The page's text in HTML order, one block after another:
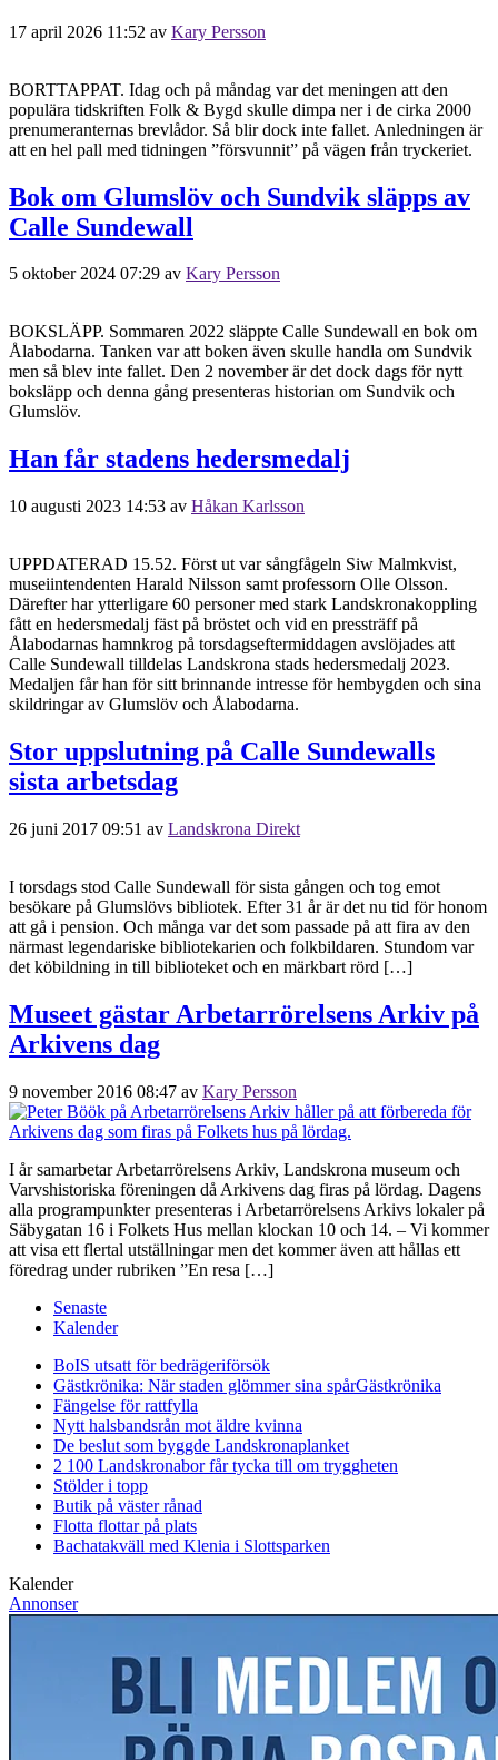
17 april 2026 11:52 av Kary Persson
BORTTAPPAT. Idag och på måndag var det meningen att den
populära tidskriften Folk & Bygd skulle dimpa ner i de cirka 2000
prenumeranternas brevlådor. Så blir dock inte fallet. Anledningen är
att en hel pall med tidningen ”försvunnit” på vägen från tryckeriet.
Bok om Glumslöv och Sundvik släpps av
Calle Sundewall
5 oktober 2024 07:29 av Kary Persson
BOKSLÄPP. Sommaren 2022 släppte Calle Sundewall en bok om
Ålabodarna. Tanken var att boken även skulle handla om Sundvik
men så blev inte fallet. Den 2 november är det dock dags för nytt
boksläpp och denna gång presenteras historian om Sundvik och
Glumslöv.
Han får stadens hedersmedalj
10 augusti 2023 14:53 av Håkan Karlsson
UPPDATERAD 15.52. Först ut var sångfågeln Siw Malmkvist,
museiintendenten Harald Nilsson samt professorn Olle Olsson.
Därefter har ytterligare 60 personer med stark Landskronakoppling
fått en hedersmedalj fäst på bröstet och vid en pressträff på
Ålabodarnas hamnkrog på torsdagseftermiddagen avslöjades att
Calle Sundewall tilldelas Landskrona stads hedersmedalj 2023.
Medaljen får han för sitt brinnande intresse för hembygden och sina
skildringar av Glumslöv och Ålabodarna.
Stor uppslutning på Calle Sundewalls
sista arbetsdag
26 juni 2017 09:51 av Landskrona Direkt
I torsdags stod Calle Sundewall för sista gången och tog emot
besökare på Glumslövs bibliotek. Efter 31 år är det nu tid för honom
att gå i pension. Och många var det som passade på att fira av den
närmast legendariske bibliotekarien och folkbildaren. Stundom var
det köbildning in till biblioteket och en märkbart rörd […]
Museet gästar Arbetarrörelsens Arkiv på
Arkivens dag
9 november 2016 08:47 av Kary Persson
I år samarbetar Arbetarrörelsens Arkiv, Landskrona museum och
Varvshistoriska föreningen då Arkivens dag firas på lördag. Dagens
alla programpunkter presenteras i Arbetarrörelsens Arkivs lokaler på
Säbygatan 16 i Folkets Hus mellan klockan 10 och 14. – Vi kommer
att visa ett flertal utställningar men det kommer även att hållas ett
föredrag under rubriken ”En resa […]
Senaste
Kalender
BoIS utsatt för bedrägeriförsök
Gästkrönika: När staden glömmer sina spårGästkrönika
Fängelse för rattfylla
Nytt halsbandsrån mot äldre kvinna
De beslut som byggde Landskronaplanket
2 100 Landskronabor får tycka till om tryggheten
Stölder i topp
Butik på väster rånad
Flotta flottar på plats
Bachatakväll med Klenia i Slottsparken
Kalender
Annonser